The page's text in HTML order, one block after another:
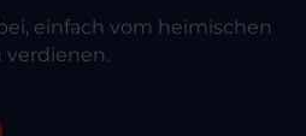
einfach vom heimischen
verdienen.